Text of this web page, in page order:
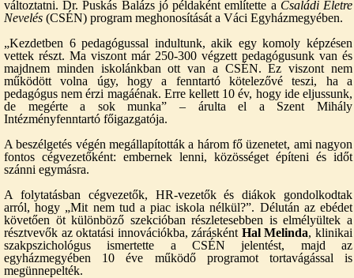
változtatni. Dr. Puskás Balázs jó példaként említette a Családi Életre
Nevelés (CSÉN) program meghonosítását a Váci Egyházmegyében.
„Kezdetben 6 pedagógussal indultunk, akik egy komoly képzésen
vettek részt. Ma viszont már 250-300 végzett pedagógusunk van és
majdnem minden iskolánkban ott van a CSÉN. Ez viszont nem
működött volna úgy, hogy a fenntartó kötelezővé teszi, ha a
pedagógus nem érzi magáénak. Erre kellett 10 év, hogy ide eljussunk,
de megérte a sok munka” – árulta el a Szent Mihály
Intézményfenntartó főigazgatója.
A beszélgetés végén megállapították a három fő üzenetet, ami nagyon
fontos cégvezetőként: embernek lenni, közösséget építeni és időt
szánni egymásra.
A folytatásban cégvezetők, HR-vezetők és diákok gondolkodtak
arról, hogy „Mit nem tud a piac iskola nélkül?”. Délután az ebédet
követően öt különböző szekcióban részletesebben is elmélyültek a
résztvevők az oktatási innovációkba, zárásként Hal Melinda, klinikai
szakpszichológus ismertette a CSÉN jelentést, majd az
egyházmegyében 10 éve működő programot tortavágással is
megünnepelték.